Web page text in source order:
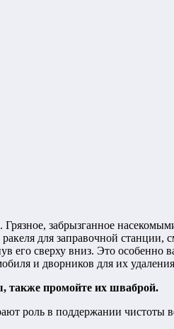
Грязное, забрызганное
для заправочной станции,
его сверху вниз. Это особенно
и дворников для их
также промойте их шваброй.
роль в поддержании чистоты